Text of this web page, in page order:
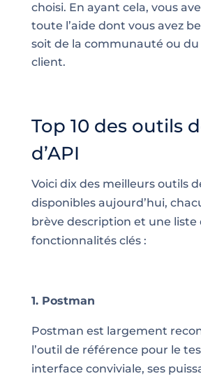
choisi. En ayant cela, vous
toute l’aide dont vous avez
soit de la communauté ou
client.
Top 10 des outils
d’API
Voici dix des meilleurs outils
disponibles aujourd’hui,
brève description et une liste
fonctionnalités clés :
1. Postman
Postman est largement
l’outil de référence pour le
interface conviviale, ses